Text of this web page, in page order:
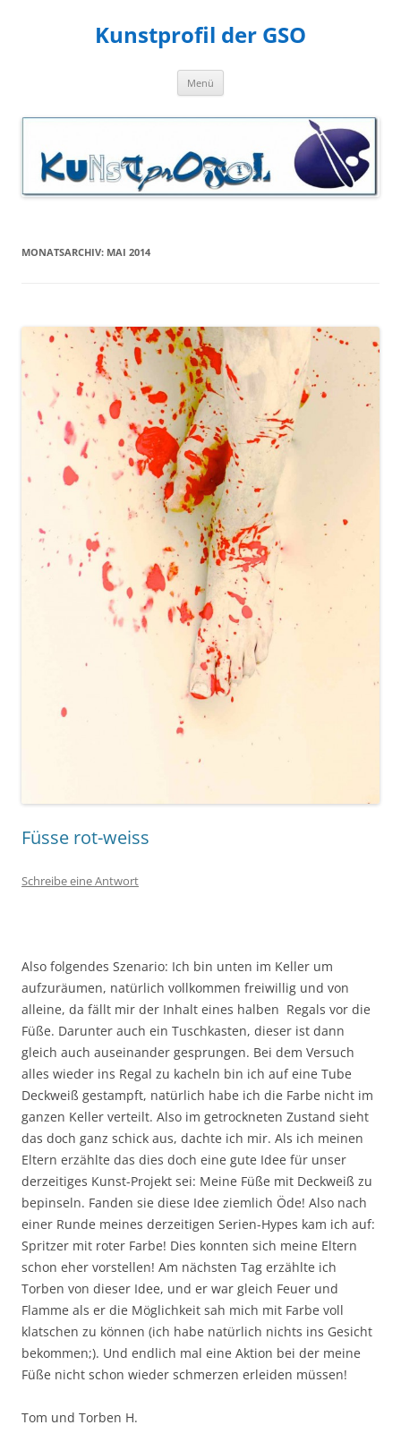
Kunstprofil der GSO
Menü
MONATSARCHIV: MAI 2014
Füsse rot-weiss
Schreibe eine Antwort
Also folgendes Szenario: Ich bin unten im Keller um
aufzuräumen, natürlich vollkommen freiwillig und von
alleine, da fällt mir der Inhalt eines halben Regals vor die
Füße. Darunter auch ein Tuschkasten, dieser ist dann
gleich auch auseinander gesprungen. Bei dem Versuch
alles wieder ins Regal zu kacheln bin ich auf eine Tube
Deckweiß gestampft, natürlich habe ich die Farbe nicht im
ganzen Keller verteilt. Also im getrockneten Zustand sieht
das doch ganz schick aus, dachte ich mir. Als ich meinen
Eltern erzählte das dies doch eine gute Idee für unser
derzeitiges Kunst-Projekt sei: Meine Füße mit Deckweiß zu
bepinseln. Fanden sie diese Idee ziemlich Öde! Also nach
einer Runde meines derzeitigen Serien-Hypes kam ich auf:
Spritzer mit roter Farbe! Dies konnten sich meine Eltern
schon eher vorstellen! Am nächsten Tag erzählte ich
Torben von dieser Idee, und er war gleich Feuer und
Flamme als er die Möglichkeit sah mich mit Farbe voll
klatschen zu können (ich habe natürlich nichts ins Gesicht
bekommen;). Und endlich mal eine Aktion bei der meine
Füße nicht schon wieder schmerzen erleiden müssen!
Tom und Torben H.